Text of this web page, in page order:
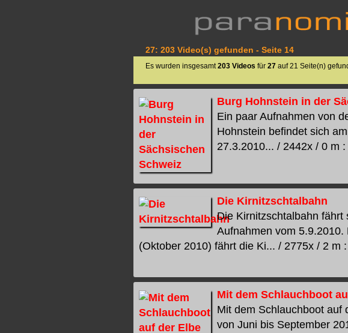
27: 203 Video(s) gefunden - Seite 14
Es wurden insgesamt203 Videos für 27auf 21 Seite(n)
Burg Hohnstein in der
Ein paar Aufnahmen von
Hohnstein befindet sich
27.3.2010... / 2442x / 0 m
Die Kirnitzschtalbahn
Die Kirnitzschtalbahn
Aufnahmen vom
(Oktober 2010) fährt die Ki... / 2775x / 2 m
Mit dem Schlauchboot
Mit dem Schlauchboot auf
von Juni bis September